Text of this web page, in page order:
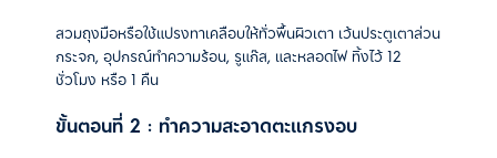
สวมถุงมือหรือใช้แปรงทาเคลือบให้ทั่วพื้นผิวเตา เว้นประตูเตาส่วน
กระจก, อุปกรณ์ทำความร้อน, รูแก๊ส, และหลอดไฟ ทิ้งไว้ 12
ชั่วโมง หรือ 1 คืน
ขั้นตอนที่ 2 : ทำความสะอาดตะแกรงอบ